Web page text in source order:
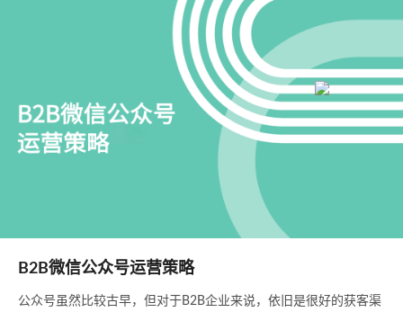
B2B微信公众号运营策略
公众号虽然比较古早，但对于B2B企业来说，依旧是很好的获客渠